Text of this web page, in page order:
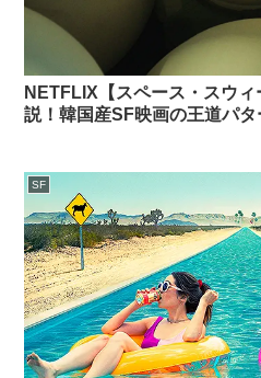
NETFLIX【スペース・スウ
説！韓国産SF映画の王道パタ
SF